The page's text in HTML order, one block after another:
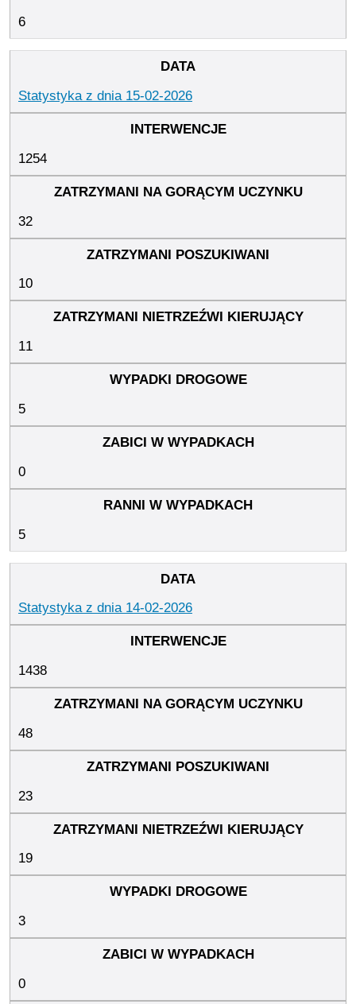
6
Statystyka z dnia 15-02-2026
1254
32
10
11
5
0
5
Statystyka z dnia 14-02-2026
1438
48
23
19
3
0